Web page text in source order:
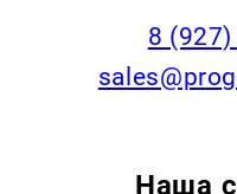
8
Наша